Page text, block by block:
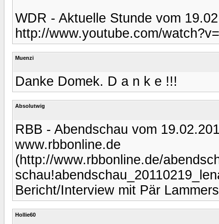
WDR - Aktuelle Stunde vom
http://www.youtube.com/
Muenzi
Danke Domek. D a n k e !!!
Absolutwig
RBB - Abendschau vom
www.rbbonline.de
(http://www.rbbonline.de/
Bericht/Interview mit Pär
Hollie60